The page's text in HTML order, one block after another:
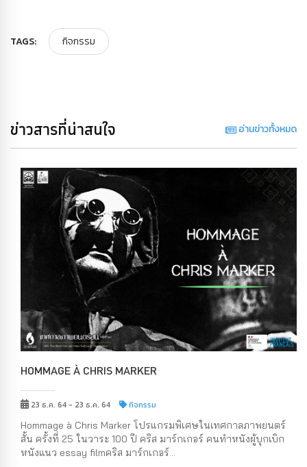
TAGS: กิจกรรม
ข่าวสารที่น่าสนใจ อ่านข่าวทั้งหมด
HOMMAGE À CHRIS MARKER
23 ธ.ค. 64 - 23 ธ.ค. 64 กิจกรรม
Hommage à Chris Marker โปรแกรมพิเศษในเทศกาลภาพยนตร์
สั้น ครั้งที่ 25 ในวาระ 100 ปี คริส มาร์กเกอร์ คนทำหนังผู้บุกเบิก
หนังแนว essay filmคริส มาร์กเกอร์...